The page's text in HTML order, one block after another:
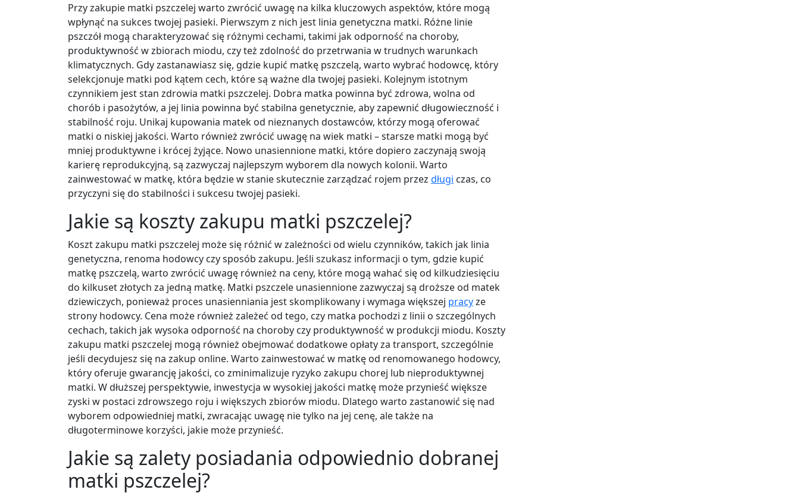
Przy zakupie matki pszczelej warto zwrócić uwagę na kilka kluczowych aspektów, które mogą
wpłynąć na sukces twojej pasieki. Pierwszym z nich jest linia genetyczna matki. Różne linie
pszczół mogą charakteryzować się różnymi cechami, takimi jak odporność na choroby,
produktywność w zbiorach miodu, czy też zdolność do przetrwania w trudnych warunkach
klimatycznych. Gdy zastanawiasz się, gdzie kupić matkę pszczelą, warto wybrać hodowcę, który
selekcjonuje matki pod kątem cech, które są ważne dla twojej pasieki. Kolejnym istotnym
czynnikiem jest stan zdrowia matki pszczelej. Dobra matka powinna być zdrowa, wolna od
chorób i pasożytów, a jej linia powinna być stabilna genetycznie, aby zapewnić długowieczność i
stabilność roju. Unikaj kupowania matek od nieznanych dostawców, którzy mogą oferować
matki o niskiej jakości. Warto również zwrócić uwagę na wiek matki – starsze matki mogą być
mniej produktywne i krócej żyjące. Nowo unasiennione matki, które dopiero zaczynają swoją
karierę reprodukcyjną, są zazwyczaj najlepszym wyborem dla nowych kolonii. Warto
zainwestować w matkę, która będzie w stanie skutecznie zarządzać rojem przez długi czas, co
przyczyni się do stabilności i sukcesu twojej pasieki.
Jakie są koszty zakupu matki pszczelej?
Koszt zakupu matki pszczelej może się różnić w zależności od wielu czynników, takich jak linia
genetyczna, renoma hodowcy czy sposób zakupu. Jeśli szukasz informacji o tym, gdzie kupić
matkę pszczelą, warto zwrócić uwagę również na ceny, które mogą wahać się od kilkudziesięciu
do kilkuset złotych za jedną matkę. Matki pszczele unasiennione zazwyczaj są droższe od matek
dziewiczych, ponieważ proces unasienniania jest skomplikowany i wymaga większej pracyze
strony hodowcy. Cena może również zależeć od tego, czy matka pochodzi z linii o szczególnych
cechach, takich jak wysoka odporność na choroby czy produktywność w produkcji miodu. Koszty
zakupu matki pszczelej mogą również obejmować dodatkowe opłaty za transport, szczególnie
jeśli decydujesz się na zakup online. Warto zainwestować w matkę od renomowanego hodowcy,
który oferuje gwarancję jakości, co zminimalizuje ryzyko zakupu chorej lub nieproduktywnej
matki. W dłuższej perspektywie, inwestycja w wysokiej jakości matkę może przynieść większe
zyski w postaci zdrowszego roju i większych zbiorów miodu. Dlatego warto zastanowić się nad
wyborem odpowiedniej matki, zwracając uwagę nie tylko na jej cenę, ale także na
długoterminowe korzyści, jakie może przynieść.
Jakie są zalety posiadania odpowiednio dobranej
matki pszczelej?